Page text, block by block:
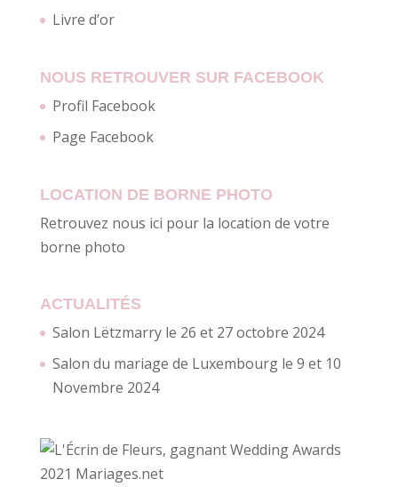
Livre d’or
NOUS RETROUVER SUR FACEBOOK
Profil Facebook
Page Facebook
LOCATION DE BORNE PHOTO
Retrouvez nous ici pour la location de votre
borne photo
ACTUALITÉS
Salon Lëtzmarry le 26 et 27 octobre 2024
Salon du mariage de Luxembourg le 9 et 10
Novembre 2024